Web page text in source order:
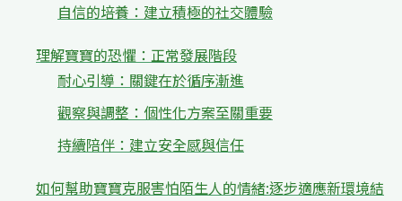
自信的培養：建立積極的社交體驗
理解寶寶的恐懼：正常發展階段
耐心引導：關鍵在於循序漸進
觀察與調整：個性化方案至關重要
持續陪伴：建立安全感與信任
如何幫助寶寶克服害怕陌生人的情緒:逐步適應新環境結